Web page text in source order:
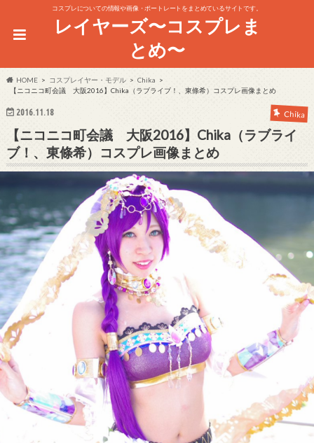
コスプレについての情報や画像・ポートレートをまとめているサイトです。
レイヤーズ〜コスプレま
とめ〜
HOME コスプレイヤー・モデル
Chika
【ニコニコ町会議 大阪2016】Chika（ラブライブ！、東條希）コスプレ画像まとめ
2016.11.18 Chika
【ニコニコ町会議 大阪2016】Chika（ラブライ
ブ！、東條希）コスプレ画像まとめ